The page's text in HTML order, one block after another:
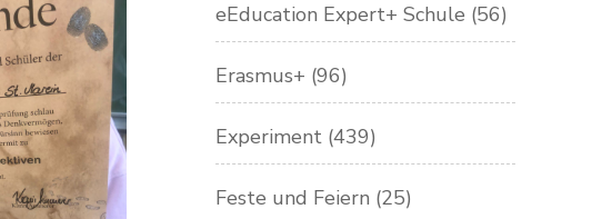
eEducation Expert+ Schule (56)
Erasmus+ (96)
Experiment (439)
Feste und Feiern (25)